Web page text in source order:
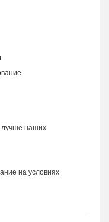
лучше наших
на условиях